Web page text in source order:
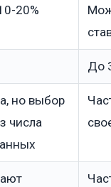
20%
До
но выбор
числа